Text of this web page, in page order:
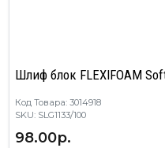
Шлиф блок FLEXIFOAM
Код Товара: 3014918
SKU: SLG1133/100
98.00р.